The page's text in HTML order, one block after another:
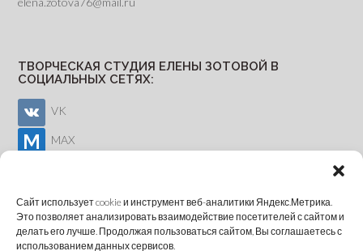
Сайт использует cookie и инструмент веб-аналитики Яндекс.Метрика.
Это позволяет анализировать взаимодействие посетителей с сайтом и
делать его лучше. Продолжая пользоваться сайтом, Вы соглашаетесь с
использованием данных сервисов.
ТВОРЧЕСКАЯ СТУДИЯ ЕЛЕНЫ ЗОТОВОЙ В
СОЦИАЛЬНЫХ СЕТЯХ:
VK
MAX
ОНЛАЙН-ЗАПИСЬ